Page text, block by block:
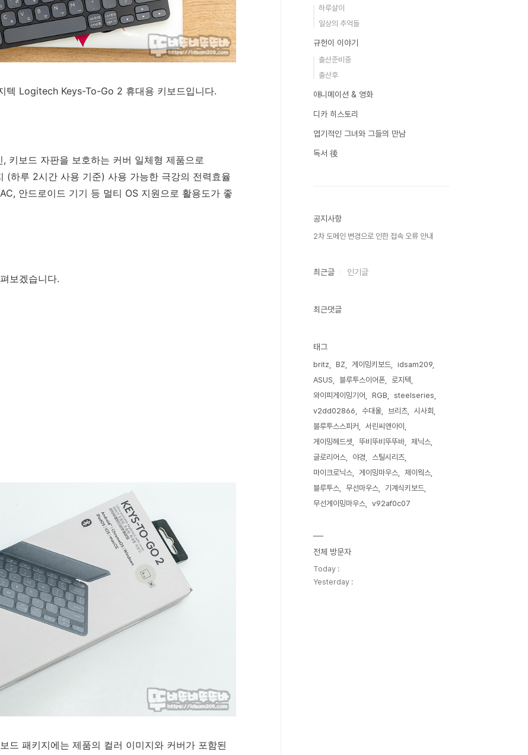
텍 Logitech Keys-To-Go 2 휴대용 키보드입니다.
키보드 자판을 보호하는 커버 일체형 제품으로
(하루 2시간 사용 기준) 사용 가능한 극강의 전력효율
안드로이드 기기 등 멀티 OS 지원으로 활용도가 좋
보겠습니다.
패키지에는 제품의 컬러 이미지와 커버가 포함된
하루살이
일상의 추억들
규헌이 이야기
출산준비중
출산후
애니메이션 & 영화
디카 히스토리
엽기적인 그녀와 그들의 만남
독서 後
공지사항
2차 도메인 변경으로 인한 접속 오류 안내
최근글 인기글
최근댓글
태그
britz BZ 게이밍키보드
idsam209
ASUS
블루투스이어폰
로지텍
와이피게이밍기어
RGB
steelseries
v2dd02866
수대울 브리츠
시사회
블루투스스피커
서린씨앤아이
게이밍헤드셋
뚜비뚜비뚜뚜바
제닉스
글로리어스
야경
스틸시리즈
마이크로닉스
게이밍마우스
제이웍스
블루투스
무선마우스
기계식키보드
무선게이밍마우스
v92af0c07
전체 방문자
Today :
Yesterday :